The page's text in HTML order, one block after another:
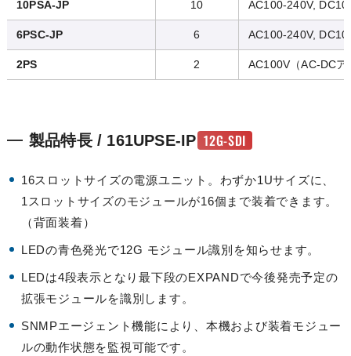
10PSA-JP 10 AC100-240V,
6PSC-JP 6 AC100-240V,
2PS 2 AC100V（AC-DCア
製品特長 / 161UPSE-IP 12G-SDI
16スロットサイズの電源ユニット。わずか1Uサイズに、
1スロットサイズのモジュールが16個まで装着できます。
（背面装着）
LEDの青色発光で12G モジュール識別を知らせます。
LEDは4段表示となり最下段のEXPANDで今後発売予定の
拡張モジュールを識別します。
SNMPエージェント機能により、本機および装着モジュー
ルの動作状態を監視可能です。